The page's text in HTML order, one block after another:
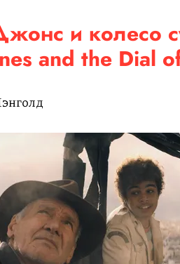
и колесо
and the Dial